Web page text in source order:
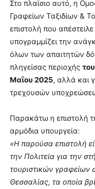
Στο πλαίσιο αυτό, η
Γραφείων Ταξιδίων &
επιστολή που
υπογραμμίζει την
όλων των απαιτητών
πληγείσας περιοχής
Μαΐου 2025, αλλά και
τρεχουσών
Παρακάτω η επιστολή
αρμόδια υπουργεία:
«Η παρούσα επιστολή
την Πολιτεία για την
τουριστικών γραφείων
Θεσσαλίας, τα οποία